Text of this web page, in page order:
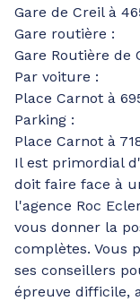
Gare de Creil à
Gare routière :
Gare Routière de
Par voiture :
Place Carnot à
Parking :
Place Carnot à
Il est primordial
doit faire face à
l'agence Roc
vous donner la
complètes. Vous
ses conseillers
épreuve difficile,